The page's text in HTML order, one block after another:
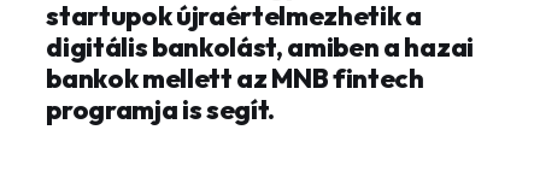
startupok újraértelmezhetik a
digitális bankolást, amiben a hazai
bankok mellett az MNB fintech
programja is segít.